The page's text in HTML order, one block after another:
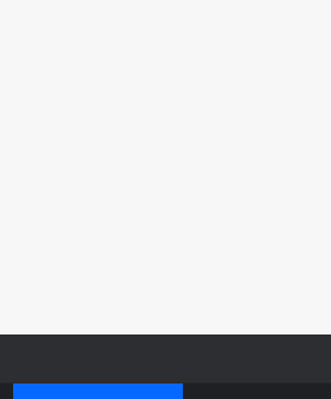
reacción en vivo tras la mu3rt3 de César